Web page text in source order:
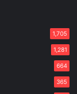
1,705
1,281
664
365